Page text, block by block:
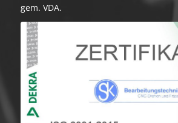
gem. VDA.